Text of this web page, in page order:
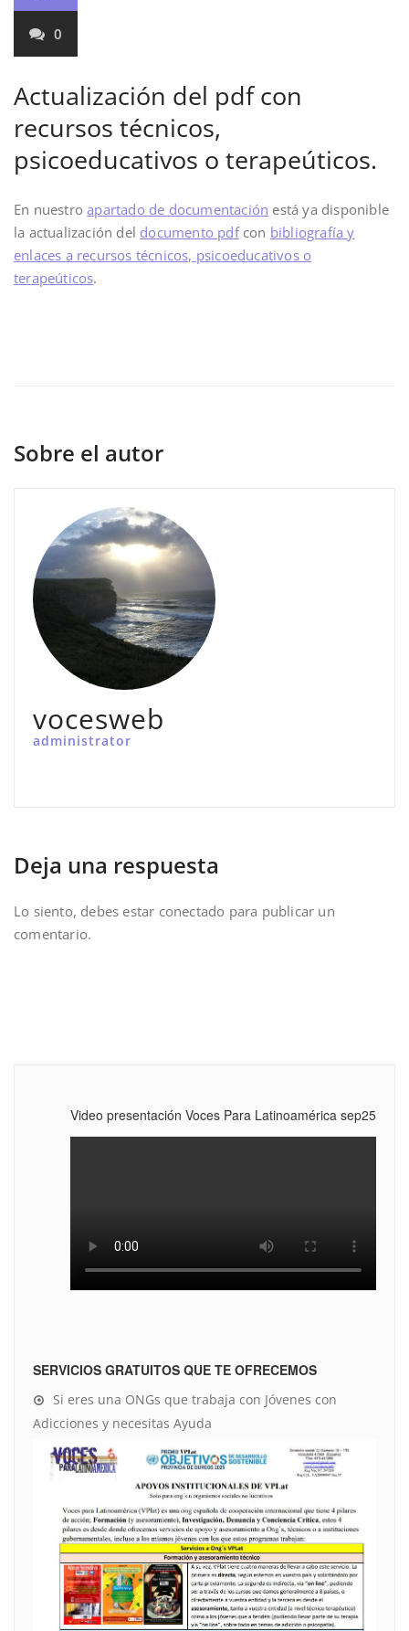
0
Actualización del pdf con
recursos técnicos,
psicoeducativos o terapeúticos.
En nuestroapartado de documentación está ya disponible
la actualización del documento pdfcon bibliografía y
enlaces a recursos técnicos, psicoeducativos o
terapeúticos.
Sobre el autor
vocesweb
administrator
Deja una respuesta
Lo siento, debes estar conectado para publicar un
comentario.
Video presentación Voces Para Latinoamérica sep25
SERVICIOS GRATUITOS QUE TE OFRECEMOS
Si eres una ONGs que trabaja con Jóvenes con
Adicciones y necesitas Ayuda